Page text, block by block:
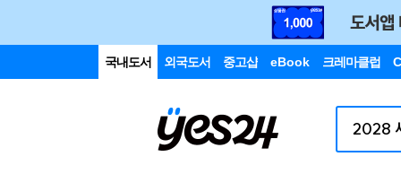
국내도서 외국도서 중고샵 eBook 크레마클럽